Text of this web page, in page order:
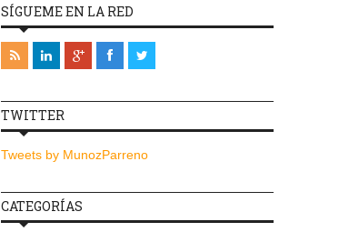
SÍGUEME EN LA RED
TWITTER
Tweets by MunozParreno
CATEGORÍAS